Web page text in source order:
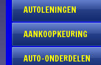
AUTOLENINGEN
AANKOOPKEURING
AUTO-ONDERDELEN